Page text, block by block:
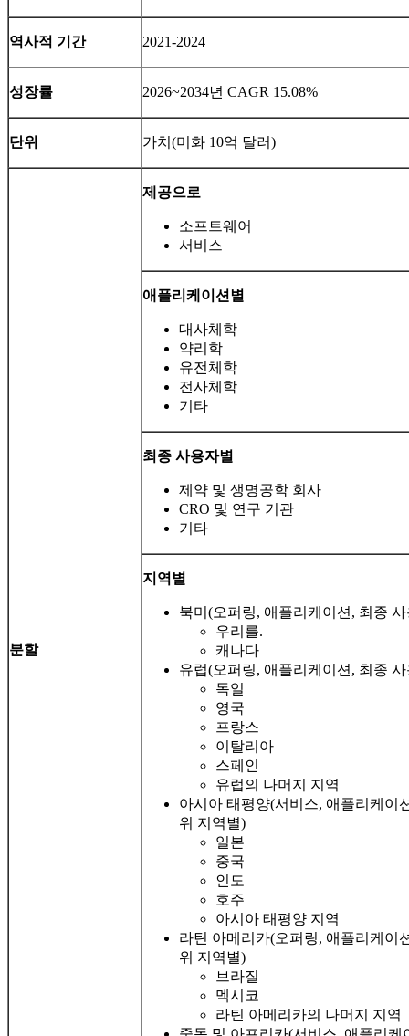
역사적 기간 2021-2024
성장률 2026~2034년 CAGR 15.08%
단위 가치(미화 10억 달러)
분할
제공으로
소프트웨어
서비스
애플리케이션별
대사체학
약리학
유전체학
전사체학
기타
최종 사용자별
제약 및 생명공학 회사
CRO 및 연구 기관
기타
지역별
북미(오퍼링, 애플리케이션, 최종
우리를.
캐나다
유럽(오퍼링, 애플리케이션, 최종
독일
영국
프랑스
이탈리아
스페인
유럽의 나머지 지역
아시아 태평양(서비스, 애플리케이
위 지역별)
일본
중국
인도
호주
아시아 태평양 지역
라틴 아메리카(오퍼링, 애플리케이
위 지역별)
브라질
멕시코
라틴 아메리카의 나머지 지역